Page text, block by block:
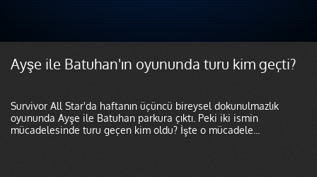
Ayşe ile Batuhan'ın oyununda turu kim geçti?
Survivor All Star'da haftanın üçüncü bireysel dokunulmazlık
oyununda Ayşe ile Batuhan parkura çıktı. Peki iki ismin
mücadelesinde turu geçen kim oldu? İşte o mücadele...